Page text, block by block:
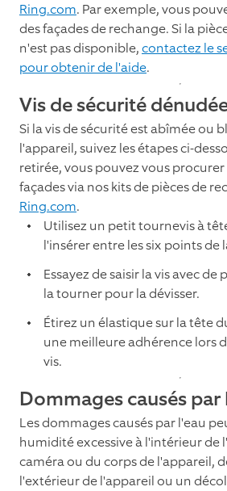
Ring.com. Par exemple, vous
des façades de rechange. Si la
n'est pas disponible,contactez le
pour obtenir de l'aide.
Vis de sécurité
Si la vis de sécurité est abîmée ou
l'appareil, suivez les étapes ci-
retirée, vous pouvez vous procurer
façades via nos kits de pièces de
Ring.com.
Utilisez un petit tournevis à
l'insérer entre les six points de
Essayez de saisir la vis avec
la tourner pour la dévisser.
Étirez un élastique sur la tête
une meilleure adhérence lors
vis.
Dommages causés par
Les dommages causés par l'eau
humidité excessive à l'intérieur de
caméra ou du corps de l'appareil,
l'extérieur de l'appareil ou un